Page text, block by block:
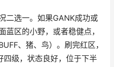
二选一。如果GANK成功或
蓝区的小野，或者稳健点，
、猪、鸟）。刷完红区，
四级，状态良好，位于下半